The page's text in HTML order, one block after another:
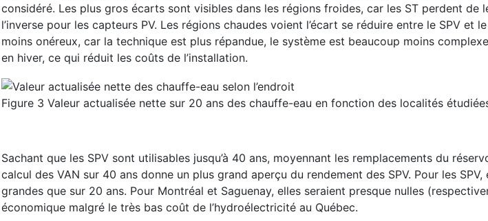
considéré. Les plus gros écarts sont visibles dans les régions froides, car les ST perdent
l’inverse pour les capteurs PV. Les régions chaudes voient l’écart se réduire entre le SPV et
moins onéreux, car la technique est plus répandue, le système est beaucoup moins
en hiver, ce qui réduit les coûts de l’installation.
Figure 3 Valeur actualisée nette sur 20 ans des chauffe-eau en fonction des localités
Sachant que les SPV sont utilisables jusqu’à 40 ans, moyennant les remplacements du
calcul des VAN sur 40 ans donne un plus grand aperçu du rendement des SPV. Pour les
grandes que sur 20 ans. Pour Montréal et Saguenay, elles seraient presque nulles
économique malgré le très bas coût de l’hydroélectricité au Québec.